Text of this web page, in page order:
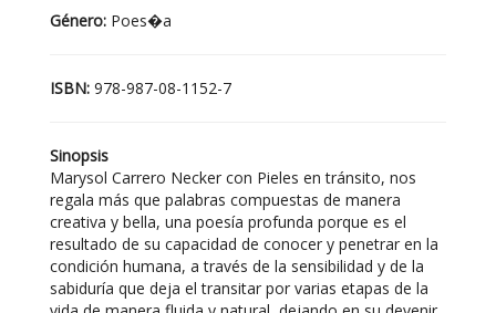
Género: Poes�a
ISBN: 978-987-08-1152-7
Sinopsis
Marysol Carrero Necker con Pieles en tránsito, nos
regala más que palabras compuestas de manera
creativa y bella, una poesía profunda porque es el
resultado de su capacidad de conocer y penetrar en la
condición humana, a través de la sensibilidad y de la
sabiduría que deja el transitar por varias etapas de la